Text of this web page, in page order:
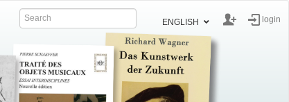
ENGLISH login